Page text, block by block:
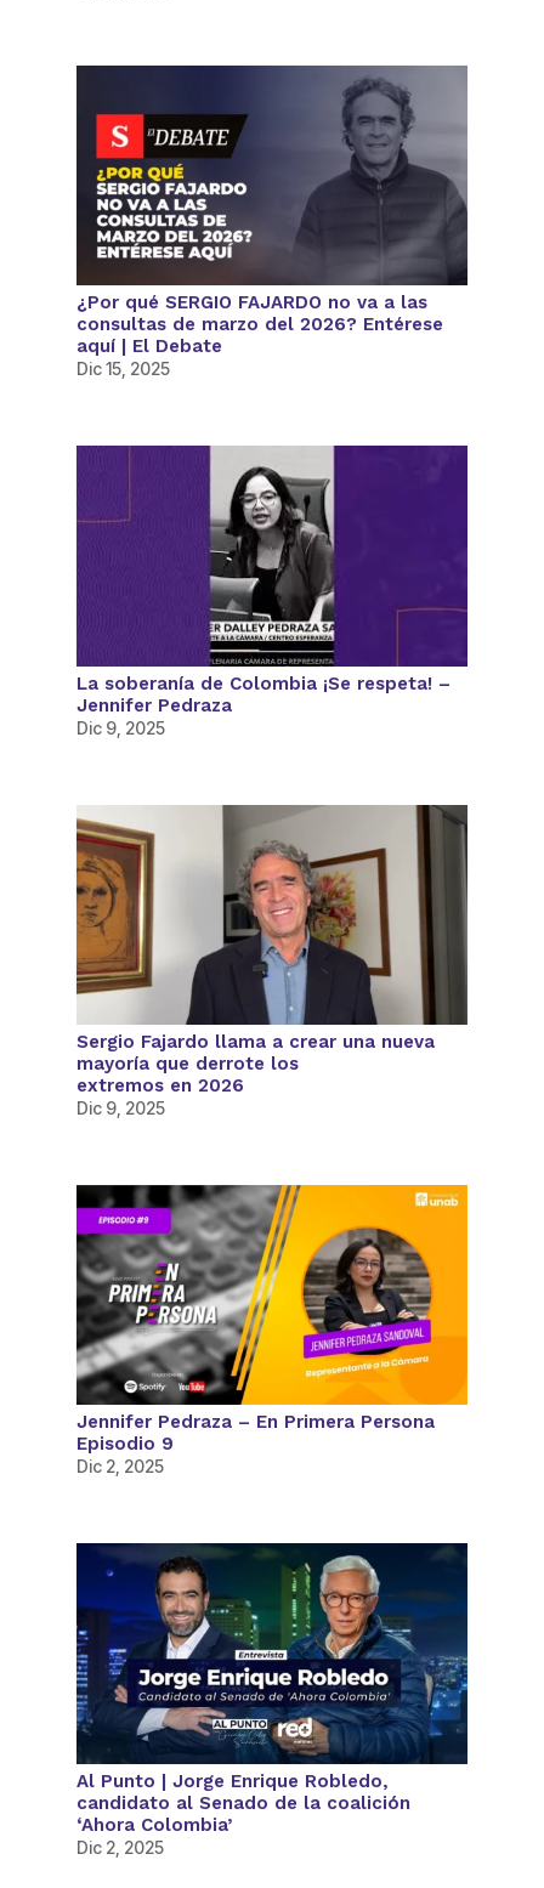
¿Por qué SERGIO FAJARDO no va a las
consultas de marzo del 2026? Entérese
aquí | El Debate
Dic 15, 2025
La soberanía de Colombia ¡Se respeta! –
Jennifer Pedraza
Dic 9, 2025
Sergio Fajardo llama a crear una nueva
mayoría que derrote los
extremos en 2026
Dic 9, 2025
Jennifer Pedraza – En Primera Persona
Episodio 9
Dic 2, 2025
Al Punto | Jorge Enrique Robledo,
candidato al Senado de la coalición
‘Ahora Colombia’
Dic 2, 2025